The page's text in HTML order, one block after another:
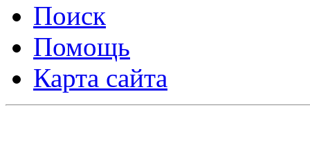
Поиск
Помощь
Карта сайта